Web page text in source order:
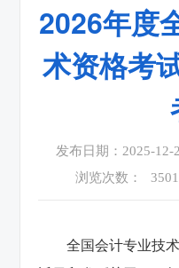
2026年度
术资格考
发布日期：2025-12-
浏览次数：
3501
全国会计专业技